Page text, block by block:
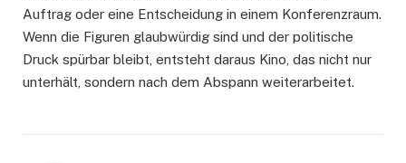
Auftrag oder eine Entscheidung in einem Konferenzraum.
Wenn die Figuren glaubwürdig sind und der politische
Druck spürbar bleibt, entsteht daraus Kino, das nicht nur
unterhält, sondern nach dem Abspann weiterarbeitet.